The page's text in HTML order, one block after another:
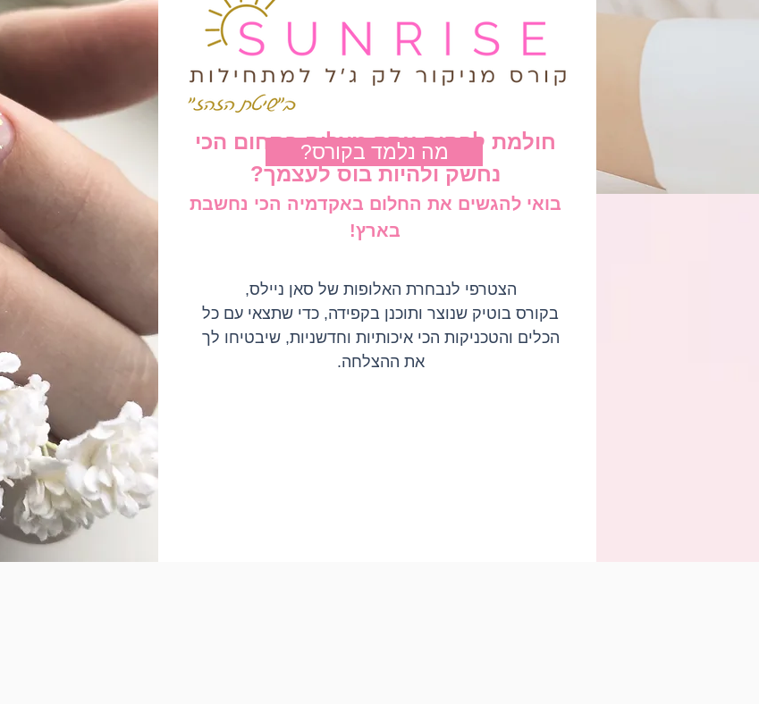
חולמת להקים עסק מצליח בתחום הכי
נחשק ולהיות בוס לעצמך?
?מה נלמד בקורס
בואי להגשים את החלום באקדמיה הכי נחשבת
בארץ!
הצטרפי לנבחרת האלופות של סאן ניילס,
בקורס בוטיק שנוצר ותוכנן בקפידה, כדי שתצאי עם כל
הכלים והטכניקות הכי איכותיות וחדשניות, שיבטיחו לך
את ההצלחה.